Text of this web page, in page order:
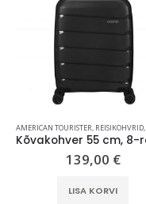
AMERICAN TOURISTER, REISIKOHVRID,
139,00 €
LISA KORVI